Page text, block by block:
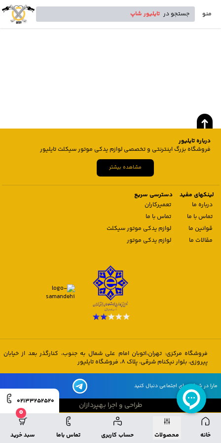
منو جستجو در تایلیور شاپ
خانه محصولات حساب کاربری تماس باما
0
سبد خرید
02133252520
درباره تایلیور
فروشگاه بزرگ اینترنتی و تخصصی لوازم یدکی موتور سیکلت تایلیور
مشاهده بیشتر
لینکهای مفید
درباره ما
تماس با ما
قوانین ما
مقالات ما
دسترسی سریع
تعمیرکاران
تماس با ما
لوازم یدکی موتور سیکلت
لوازم یدکی موتور
فروشگاه مرکزی: تهران،اتوبان امام علی شمال به جنوب، کنارگذر بعد از خیابان
پیروزی، بلوار نیکنام شرقی، پلاک 8، فروشگاه تایلیور
مارا در شبکه های اجتماعی دنبال کنید
طراحی و اجرا بهپردازان
طراحی و اجرا بهپردازان